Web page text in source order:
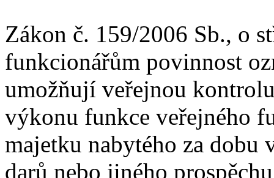
Zákon č. 159/2006 Sb., o
funkcionářům povinnost
umožňují veřejnou
výkonu funkce veřejného
majetku nabytého za
darů nebo jiného